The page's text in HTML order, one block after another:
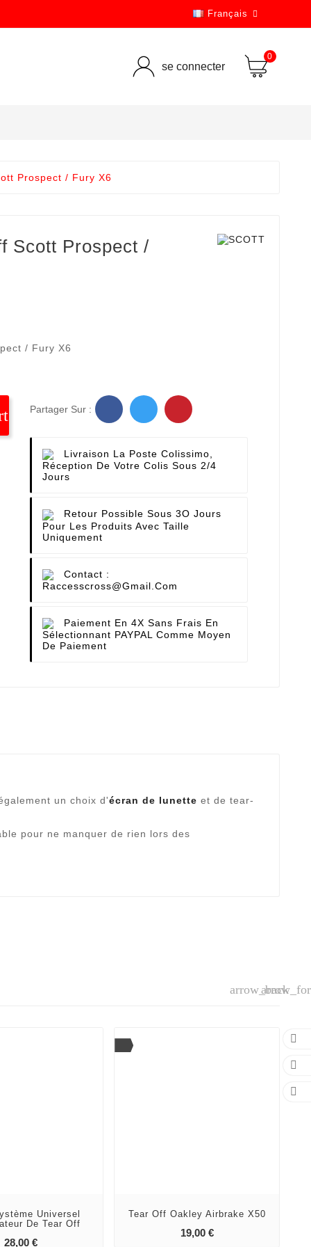
Français 
se connecter
0
Prospect / Fury X6
Scott Prospect /
/ Fury X6
Partager Sur :
Livraison La Poste Colissimo,
Réception De Votre Colis Sous 2/4
Jours
Retour Possible Sous 3O Jours
Pour Les Produits Avec Taille
Uniquement
Contact :
Raccesscross@gmail.com
Paiement En 4X Sans Frais En
Sélectionnant PAYPAL Comme Moyen
De Paiement
un choix d'écran de lunette et de tear-
pour ne manquer de rien lors des
arrow_back
Universel
De Tear Off
28,00 €Prix
add_shopping_cart
Tear Off Oakley Airbrake X50
19,00 €Prix
add_shopping_cart


